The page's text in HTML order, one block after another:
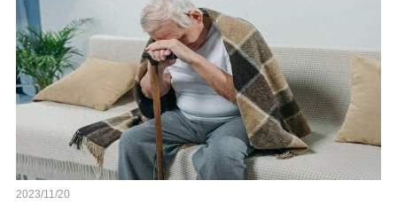
2023/11/20